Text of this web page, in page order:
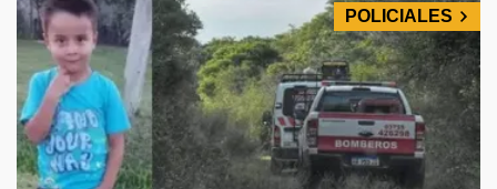
POLICIALES